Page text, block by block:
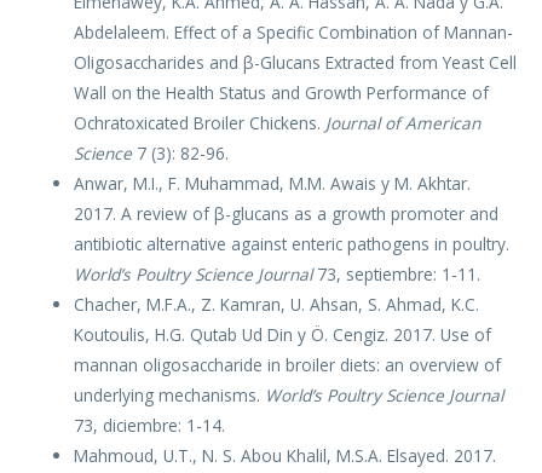
Abdelaleem. Effect of a Specific Combination of Mannan-
Oligosaccharides and β-Glucans Extracted from Yeast Cell
Wall on the Health Status and Growth Performance of
Ochratoxicated Broiler Chickens. Journal of American
Science 7 (3): 82-96.
Anwar, M.I., F. Muhammad, M.M. Awais y M. Akhtar.
2017. A review of β-glucans as a growth promoter and
antibiotic alternative against enteric pathogens in poultry.
World’s Poultry Science Journal73, septiembre: 1-11.
Chacher, M.F.A., Z. Kamran, U. Ahsan, S. Ahmad, K.C.
Koutoulis, H.G. Qutab Ud Din y Ö. Cengiz. 2017. Use of
mannan oligosaccharide in broiler diets: an overview of
underlying mechanisms. World’s Poultry Science Journal
73, diciembre: 1-14.
Mahmoud, U.T., N. S. Abou Khalil, M.S.A. Elsayed. 2017.